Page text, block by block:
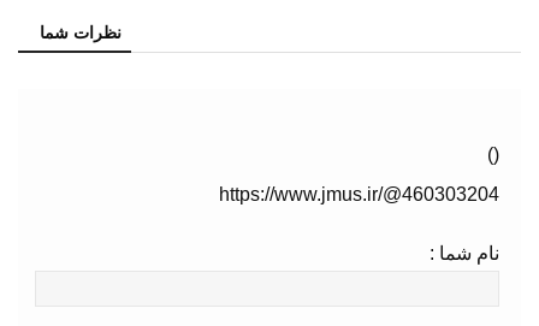
نظرات شما
()
https://www.jmus.ir/@460303204
نام شما :